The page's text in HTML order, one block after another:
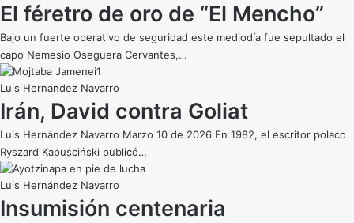
El féretro de oro de “El Mencho”
Bajo un fuerte operativo de seguridad este mediodía fue sepultado el
capo Nemesio Oseguera Cervantes,…
Luis Hernández Navarro
Irán, David contra Goliat
Luis Hernández Navarro Marzo 10 de 2026 En 1982, el escritor polaco
Ryszard Kapuściński publicó…
Luis Hernández Navarro
Insumisión centenaria